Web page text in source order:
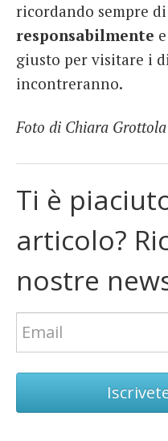
ricordando sempre
responsabilmente
giusto per visitare i
incontreranno.
Foto di Chiara Grottola
Ti è
articolo?
nostre